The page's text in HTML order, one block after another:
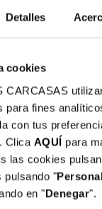
Detalles
cookies
CARCASAS
para fines
con tus
Clica AQUÍ para
las cookies
pulsando "
en "Denegar".
per
Trasparente
iPhone 11